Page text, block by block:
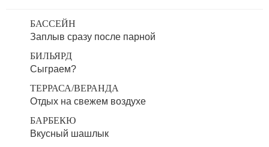
БАССЕЙН
Заплыв сразу после парной
БИЛЬЯРД
Сыграем?
ТЕРРАСА/ВЕРАНДА
Отдых на свежем воздухе
БАРБЕКЮ
Вкусный шашлык